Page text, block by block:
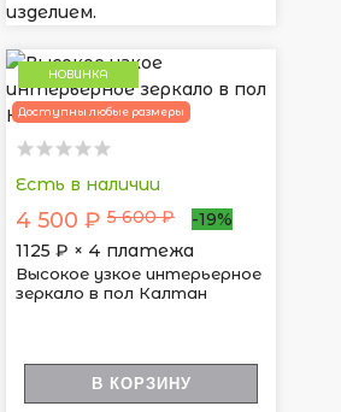
изделием.
НОВИНКА
Доступны любые размеры
Есть в наличии
4 500 ₽ 5 600 ₽
-19%
1125 ₽ × 4 платежа
Высокое узкое интерьерное
зеркало в пол Калтан
В КОРЗИНУ